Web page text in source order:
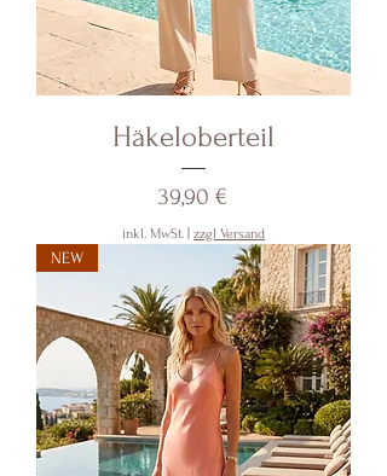
Häkeloberteil
Preis
39,90 €
inkl. MwSt. zzgl Versand
NEW